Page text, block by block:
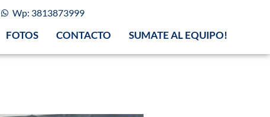
Wp: 3813873999
FOTOS CONTACTO SUMATE AL EQUIPO!